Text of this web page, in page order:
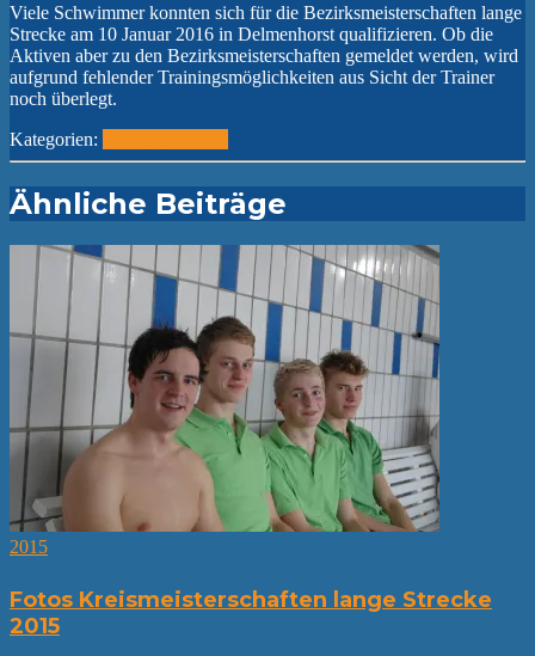
Viele Schwimmer konnten sich für die Bezirksmeisterschaften lange
Strecke am 10 Januar 2016 in Delmenhorst qualifizieren. Ob die
Aktiven aber zu den Bezirksmeisterschaften gemeldet werden, wird
aufgrund fehlender Trainingsmöglichkeiten aus Sicht der Trainer
noch überlegt.
Kategorien:
Ähnliche Beiträge
2015
Fotos Kreismeisterschaften lange Strecke
2015